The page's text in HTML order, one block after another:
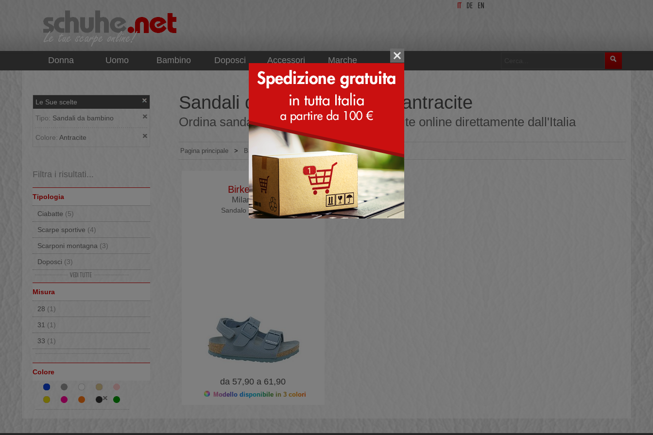
DE EN
Donna Uomo Bambino Doposci Accessori Marche
Le Sue scelte
Tipo: Sandali da bambino
Colore: Antracite
Filtra i risultati...
Tipologia
Ciabatte (5)
Scarpe sportive (4)
Scarponi montagna (3)
Doposci (3)
Sneakers (3)
Pantofole
Scapre tirolesi
Sandali
Scarpe ortopediche
Misura
28 (1)
31 (1)
33 (1)
Colore
Sandali da bambino colore antracite
Ordina sandali da bambino colore antracite online direttamente dall'Italia
Pagina principale > Bambino Sandali
Birkenstock
Milano Kids
Sandalo da bambino
da 57,90 a 61,90
Modello disponibile in 3 colori